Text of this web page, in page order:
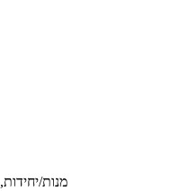
15 מנות/יחידות, 181 גרם למנה\יחידה